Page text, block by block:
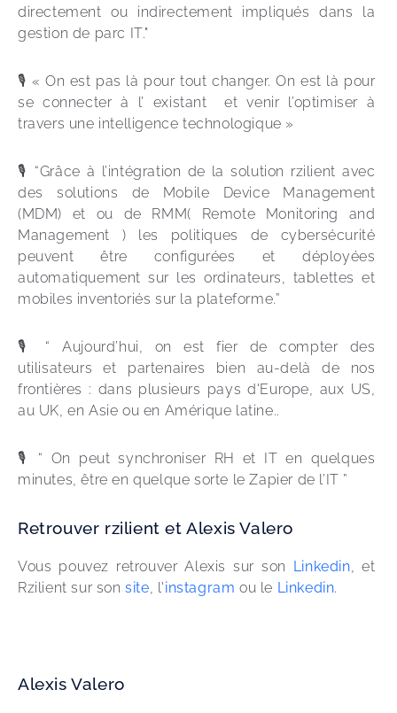
directement ou indirectement impliqués dans la
gestion de parc IT."
🎙️ « On est pas là pour tout changer. On est là pour
se connecter à l’ existant  et venir l’optimiser à
travers une intelligence technologique »
🎙️ “Grâce à l’intégration de la solution rzilient avec
des solutions de Mobile Device Management
(MDM) et ou de RMM( Remote Monitoring and
Management ) les politiques de cybersécurité
peuvent être configurées et déployées
automatiquement sur les ordinateurs, tablettes et
mobiles inventoriés sur la plateforme.”
🎙️ “ Aujourd’hui, on est fier de compter des
utilisateurs et partenaires bien au-delà de nos
frontières : dans plusieurs pays d'Europe, aux US,
au UK, en Asie ou en Amérique latine..
🎙️ “ On peut synchroniser RH et IT en quelques
minutes, être en quelque sorte le Zapier de l’IT ”
Retrouver rzilient et Alexis Valero
Vous pouvez retrouver Alexis sur son Linkedin, et
Rzilient sur son site, l'instagram ou le Linkedin.
​Alexis Valero